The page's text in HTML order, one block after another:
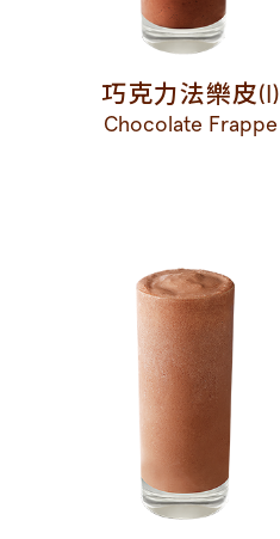
巧克力法樂皮(I)
Chocolate Frappe